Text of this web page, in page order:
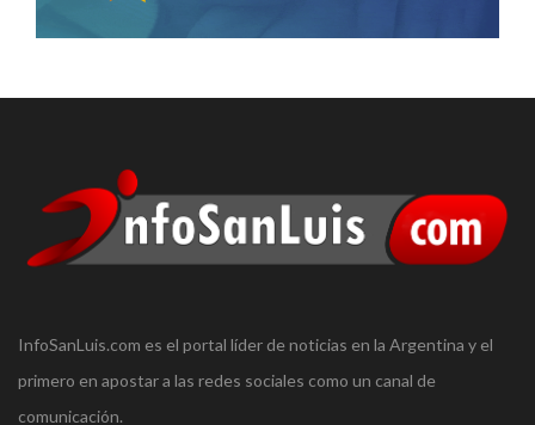
InfoSanLuis.com es el portal líder de noticias en la Argentina y el
primero en apostar a las redes sociales como un canal de
comunicación.